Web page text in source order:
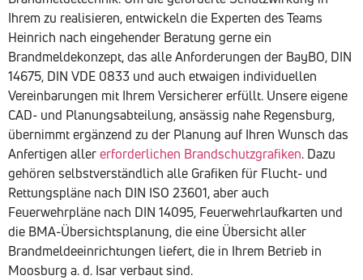
Ihrem zu realisieren, entwickeln die Experten des Teams
Heinrich nach eingehender Beratung gerne ein
Brandmeldekonzept, das alle Anforderungen der BayBO, DIN
14675, DIN VDE 0833 und auch etwaigen individuellen
Vereinbarungen mit Ihrem Versicherer erfüllt. Unsere eigene
CAD- und Planungsabteilung, ansässig nahe Regensburg,
übernimmt ergänzend zu der Planung auf Ihren Wunsch das
Anfertigen allererforderlichen Brandschutzgrafiken. Dazu
gehören selbstverständlich alle Grafiken für Flucht- und
Rettungspläne nach DIN ISO 23601, aber auch
Feuerwehrpläne nach DIN 14095, Feuerwehrlaufkarten und
die BMA-Übersichtsplanung, die eine Übersicht aller
Brandmeldeeinrichtungen liefert, die in Ihrem Betrieb in
Moosburg a. d. Isar verbaut sind.